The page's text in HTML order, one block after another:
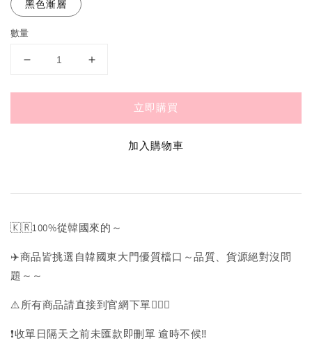
黑色漸層
數量
立即購買
加入購物車
🇰🇷100%從韓國來的～
✈️商品皆挑選自韓國東大門優質檔口～品質、貨源絕對沒問
題～～
⚠️所有商品請直接到官網下單💁🏻‍♀️
❗️收單日隔天之前未匯款即刪單 逾時不候‼️